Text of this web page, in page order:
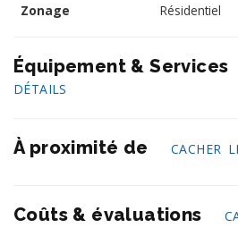
Zonage
Résidentiel
Équipement & Services
DÉTAILS
À proximité de CACHER
Coûts & évaluations